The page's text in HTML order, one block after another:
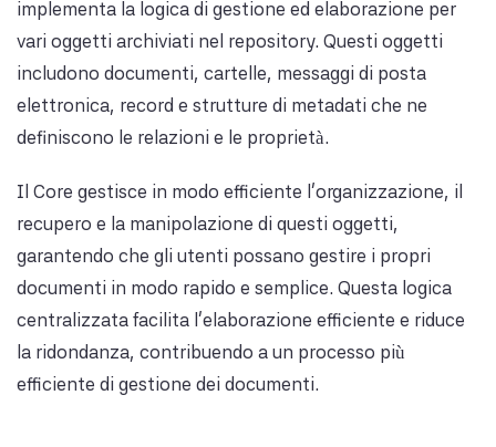
implementa la logica di gestione ed elaborazione per
vari oggetti archiviati nel repository. Questi oggetti
includono documenti, cartelle, messaggi di posta
elettronica, record e strutture di metadati che ne
definiscono le relazioni e le proprietà.
Il Core gestisce in modo efficiente l'organizzazione, il
recupero e la manipolazione di questi oggetti,
garantendo che gli utenti possano gestire i propri
documenti in modo rapido e semplice. Questa logica
centralizzata facilita l'elaborazione efficiente e riduce
la ridondanza, contribuendo a un processo più
efficiente di gestione dei documenti.